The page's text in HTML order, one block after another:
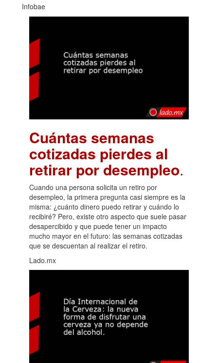
Infobae
Cuántas semanas
cotizadas pierdes al
retirar por desempleo.
Cuando una persona solicita un retiro por
desempleo, la primera pregunta casi siempre es la
misma: ¿cuánto dinero puedo retirar y cuándo lo
recibiré? Pero, existe otro aspecto que suele pasar
desapercibido y que puede tener un impacto
mucho mayor en el futuro: las semanas cotizadas
que se descuentan al realizar el retiro.
Lado.mx